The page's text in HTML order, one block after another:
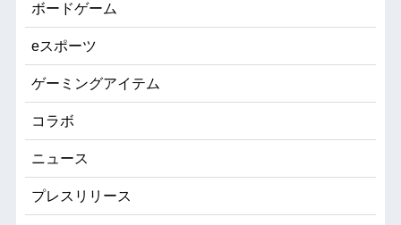
ボードゲーム
eスポーツ
ゲーミングアイテム
コラボ
ニュース
プレスリリース